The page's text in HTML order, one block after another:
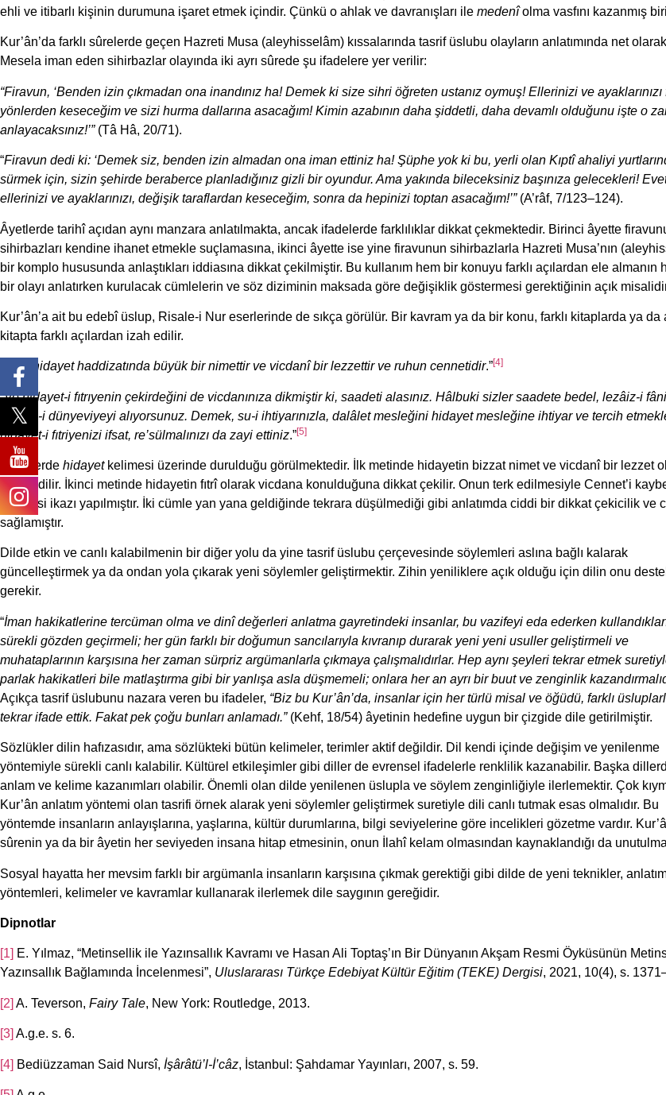
ehli ve itibarlı kişinin durumuna işaret etmek içindir. Çünkü o ahlak ve davranışları ile medenîolma vasfını kazanmış
Kur’ân’da farklı sûrelerde geçen Hazreti Musa (aleyhisselâm) kıssalarında tasrif üslubu olayların anlatımında net
Mesela iman eden sihirbazlar olayında iki ayrı sûrede şu ifadelere yer verilir:
“Firavun, ‘Benden izin çıkmadan ona inandınız ha! Demek ki size sihri öğreten ustanız oymuş! Ellerinizi ve ayaklarınızı
yönlerden keseceğim ve sizi hurma dallarına asacağım! Kimin azabının daha şiddetli, daha devamlı olduğunu işte o
anlayacaksınız!’”(Tâ Hâ, 20/71).
“Firavun dedi ki: ‘Demek siz, benden izin almadan ona iman ettiniz ha! Şüphe yok ki bu, yerli olan Kıptî ahaliyi
sürmek için, sizin şehirde beraberce planladığınız gizli bir oyundur. Ama yakında bileceksiniz başınıza gelecekleri!
ellerinizi ve ayaklarınızı, değişik taraflardan keseceğim, sonra da hepinizi toptan asacağım!’”(A’râf, 7/123–124).
Âyetlerde tarihî açıdan aynı manzara anlatılmakta, ancak ifadelerde farklılıklar dikkat çekmektedir. Birinci âyette
sihirbazları kendine ihanet etmekle suçlamasına, ikinci âyette ise yine firavunun sihirbazlarla Hazreti Musa’nın
bir komplo hususunda anlaştıkları iddiasına dikkat çekilmiştir. Bu kullanım hem bir konuyu farklı açılardan ele almanın
bir olayı anlatırken kurulacak cümlelerin ve söz diziminin maksada göre değişiklik göstermesi gerektiğinin açık
Kur’ân’a ait bu edebî üslup, Risale-i Nur eserlerinde de sıkça görülür. Bir kavram ya da bir konu, farklı kitaplarda ya da
kitapta farklı açılardan izah edilir.
Zira, hidayet haddizatında büyük bir nimettir ve vicdanî bir lezzettir ve ruhun cennetidir.”[4]
“Ve hidayet-i fıtrıyenin çekirdeğini de vicdanınıza dikmiştir ki, saadeti alasınız. Hâlbuki sizler saadete bedel, lezâiz-i
menafi-i dünyeviyeyi alıyorsunuz. Demek, su-i ihtiyarınızla, dalâlet mesleğini hidayet mesleğine ihtiyar ve tercih
hidayet-i fıtriyenizi ifsat, re’sülmalınızı da zayi ettiniz.”[5]
Metinlerde hidayetkelimesi üzerinde durulduğu görülmektedir. İlk metinde hidayetin bizzat nimet ve vicdanî bir lezzet
ifade edilir. İkinci metinde hidayetin fıtrî olarak vicdana konulduğuna dikkat çekilir. Onun terk edilmesiyle Cennet’i
tehlikesi ikazı yapılmıştır. İki cümle yan yana geldiğinde tekrara düşülmediği gibi anlatımda ciddi bir dikkat çekicilik ve
sağlamıştır.
Dilde etkin ve canlı kalabilmenin bir diğer yolu da yine tasrif üslubu çerçevesinde söylemleri aslına bağlı kalarak
güncelleştirmek ya da ondan yola çıkarak yeni söylemler geliştirmektir. Zihin yeniliklere açık olduğu için dilin onu
gerekir.
“İman hakikatlerine tercüman olma ve dinî değerleri anlatma gayretindeki insanlar, bu vazifeyi eda ederken
sürekli gözden geçirmeli; her gün farklı bir doğumun sancılarıyla kıvranıp durarak yeni yeni usuller geliştirmeli ve
muhataplarının karşısına her zaman sürpriz argümanlarla çıkmaya çalışmalıdırlar. Hep aynı şeyleri tekrar etmek
parlak hakikatleri bile matlaştırma gibi bir yanlışa asla düşmemeli; onlara her an ayrı bir buut ve zenginlik
Açıkça tasrif üslubunu nazara veren bu ifadeler, “Biz bu Kur’ân’da, insanlar için her türlü misal ve öğüdü, farklı
tekrar ifade ettik. Fakat pek çoğu bunları anlamadı.”(Kehf, 18/54) âyetinin hedefine uygun bir çizgide dile getirilmiştir.
Sözlükler dilin hafızasıdır, ama sözlükteki bütün kelimeler, terimler aktif değildir. Dil kendi içinde değişim ve yenilenme
yöntemiyle sürekli canlı kalabilir. Kültürel etkileşimler gibi diller de evrensel ifadelerle renklilik kazanabilir. Başka
anlam ve kelime kazanımları olabilir. Önemli olan dilde yenilenen üslupla ve söylem zenginliğiyle ilerlemektir. Çok
Kur’ân anlatım yöntemi olan tasrifi örnek alarak yeni söylemler geliştirmek suretiyle dili canlı tutmak esas olmalıdır. Bu
yöntemde insanların anlayışlarına, yaşlarına, kültür durumlarına, bilgi seviyelerine göre incelikleri gözetme vardır.
sûrenin ya da bir âyetin her seviyeden insana hitap etmesinin, onun İlahî kelam olmasından kaynaklandığı da
Sosyal hayatta her mevsim farklı bir argümanla insanların karşısına çıkmak gerektiği gibi dilde de yeni teknikler,
yöntemleri, kelimeler ve kavramlar kullanarak ilerlemek dile saygının gereğidir.
Dipnotlar
[1] E. Yılmaz, “Metinsellik ile Yazınsallık Kavramı ve Hasan Ali Toptaş’ın Bir Dünyanın Akşam Resmi Öyküsünün
Yazınsallık Bağlamında İncelenmesi”, Uluslararası Türkçe Edebiyat Kültür Eğitim (TEKE) Dergisi, 2021, 10(4), s.
[2] A. Teverson, Fairy Tale, New York: Routledge, 2013.
[3] A.g.e. s. 6.
[4] Bediüzzaman Said Nursî, İşârâtü’l-İ’câz, İstanbul: Şahdamar Yayınları, 2007, s. 59.